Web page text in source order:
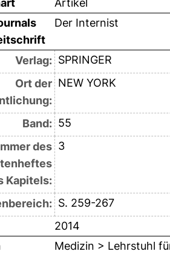
Artikel
Der Internist
Verlag: SPRINGER
Ort der NEW YORK
Band: 55
des
Kapitels:
3
S. 259-267
2014
Medizin > Lehrstuhl